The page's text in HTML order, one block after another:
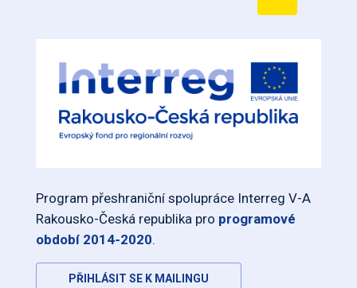
Program přeshraniční spolupráce Interreg V-A
Rakousko-Česká republika pro programové
období 2014-2020.
PŘIHLÁSIT SE K MAILINGU